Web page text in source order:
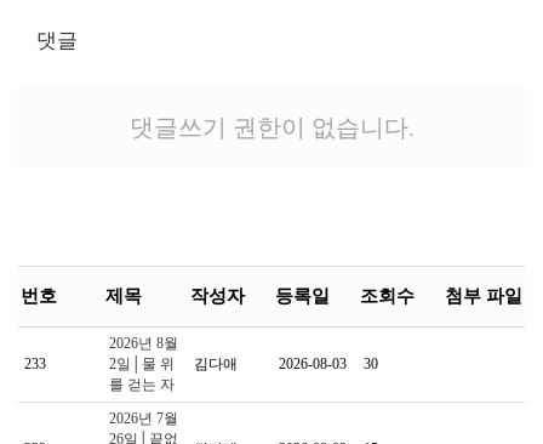
댓글
댓글쓰기 권한이 없습니다.
번호 제목 작성자 등록일 조회수 첨부 파일
233
2026년 8월
2일│물 위
를 걷는 자
김다애 2026-08-03 30
2026년 7월
26일│끝없